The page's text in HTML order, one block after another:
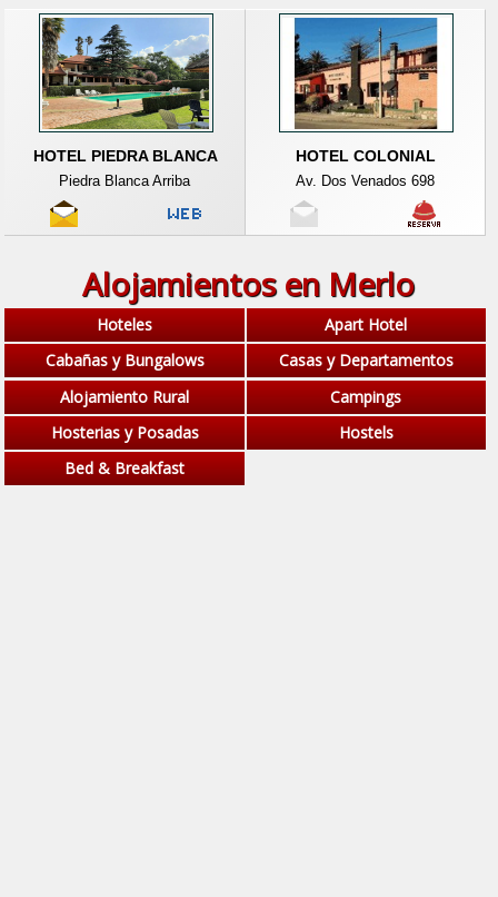
HOTEL PIEDRA BLANCA
Piedra Blanca Arriba
HOTEL COLONIAL
Av. Dos Venados 698
Alojamientos en Merlo
Hoteles
Apart Hotel
Cabañas y Bungalows
Casas y Departamentos
Alojamiento Rural
Campings
Hosterias y Posadas
Hostels
Bed & Breakfast